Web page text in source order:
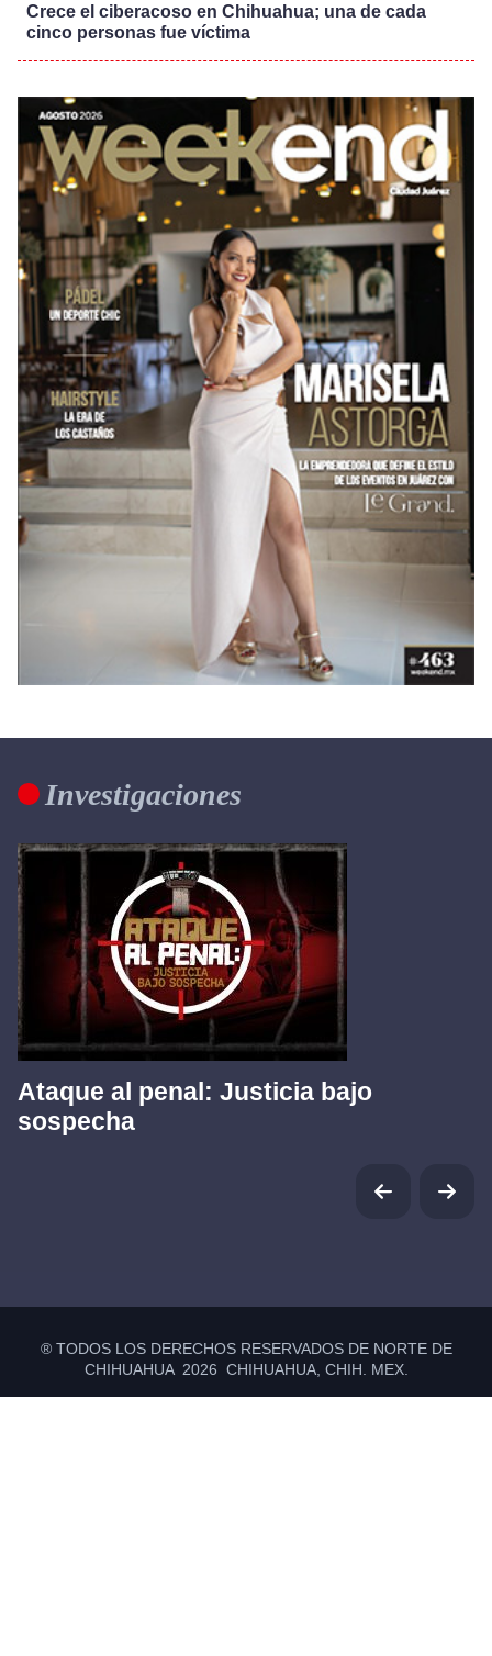
Crece el ciberacoso en Chihuahua; una de cada
cinco personas fue víctima
Investigaciones
Ataque al penal: Justicia bajo
sospecha
® TODOS LOS DERECHOS RESERVADOS DE NORTE DE
CHIHUAHUA 2026 CHIHUAHUA, CHIH. MEX.